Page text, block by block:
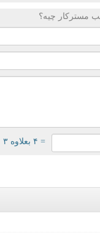
مسترکار چیه؟
= ۴ بعلاوه ۳